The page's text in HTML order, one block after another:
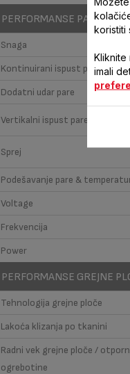
PERFORMANSE PARE &
Snaga
Kontinuirani ispust pare
Dodatni udar pare
Vertikalni ispust pare
Sprej
Podešavanje pare &
Voltage
Frekvencija
Power
PERFORMANSE GREJNE
Tehnologija grejne ploče
Lakoća klizanja po tkanini
Radni vek grejne ploče /
ogrebotine
koristiti
Kliknite
imali